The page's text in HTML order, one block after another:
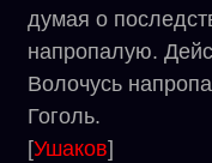
думая о
напропалую.
Волочусь
Гоголь.
[Ушаков]